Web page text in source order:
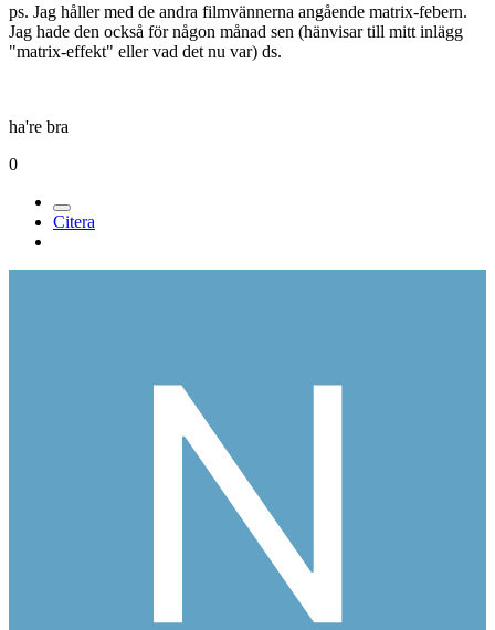
ps. Jag håller med de andra filmvännerna angående matrix-febern.
Jag hade den också för någon månad sen (hänvisar till mitt inlägg
"matrix-effekt" eller vad det nu var) ds.
ha're bra
0
Citera